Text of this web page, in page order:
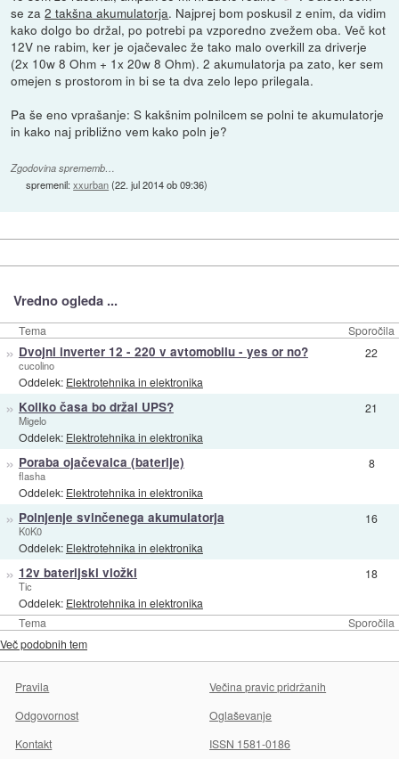
se za2 takšna akumulatorja. Najprej bom poskusil z enim, da vidim
kako dolgo bo držal, po potrebi pa vzporedno zvežem oba. Več kot
12V ne rabim, ker je ojačevalec že tako malo overkill za driverje
(2x 10w 8 Ohm + 1x 20w 8 Ohm). 2 akumulatorja pa zato, ker sem
omejen s prostorom in bi se ta dva zelo lepo prilegala.
Pa še eno vprašanje: S kakšnim polnilcem se polni te akumulatorje
in kako naj približno vem kako poln je?
Zgodovina sprememb…
spremenil:xxurban(22. jul 2014 ob 09:36)
Vredno ogleda ...
Tema Sporočila
Tema Sporočila
» Dvojni inverter 12 - 220 v avtomobilu - yes or no?
cucolino
Oddelek: Elektrotehnika in elektronika
22
» Koliko časa bo držal UPS?
Migelo
Oddelek: Elektrotehnika in elektronika
21
» Poraba ojačevalca (baterije)
flasha
Oddelek: Elektrotehnika in elektronika
8
» Polnjenje svinčenega akumulatorja
K0K0
Oddelek: Elektrotehnika in elektronika
16
» 12v baterijski vložki
Tic
Oddelek: Elektrotehnika in elektronika
18
Več podobnih tem
Pravila
Večina pravic pridržanih
Odgovornost
Oglaševanje
Kontakt
ISSN 1581-0186